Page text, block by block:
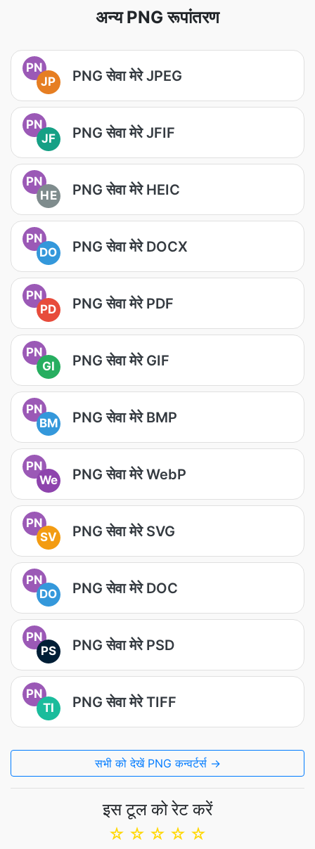
अन्य PNG रूपांतरण
PN
JP
PNG सेवा मेरे JPEG
PN
JF
PNG सेवा मेरे JFIF
PN
HE
PNG सेवा मेरे HEIC
PN
DO
PNG सेवा मेरे DOCX
PN
PD
PNG सेवा मेरे PDF
PN
GI
PNG सेवा मेरे GIF
PN
BM
PNG सेवा मेरे BMP
PN
We
PNG सेवा मेरे WebP
PN
SV
PNG सेवा मेरे SVG
PN
DO
PNG सेवा मेरे DOC
PN
PS
PNG सेवा मेरे PSD
PN
TI
PNG सेवा मेरे TIFF
सभी को देखें PNG कन्वर्टर्स →
इस टूल को रेट करें
☆
☆
☆
☆
☆